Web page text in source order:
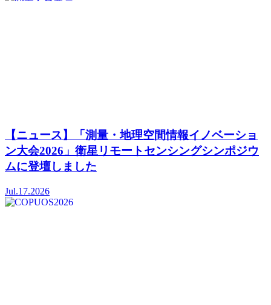
【ニュース】「測量・地理空間情報イノベーショ
ン大会2026」衛星リモートセンシングシンポジウ
ムに登壇しました
Jul.17.2026